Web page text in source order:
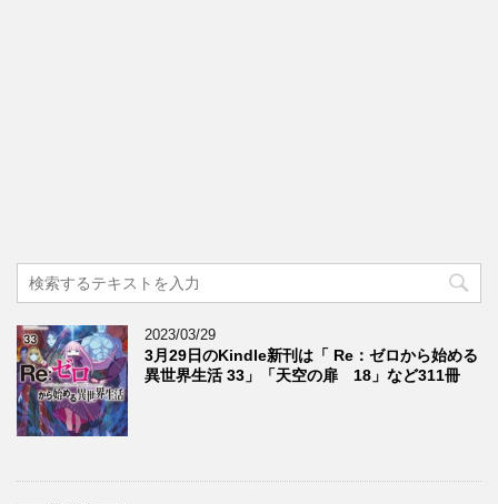
2023/03/29
3月29日のKindle新刊は「 Re：ゼロから始める
異世界生活 33」「天空の扉 18」など311冊